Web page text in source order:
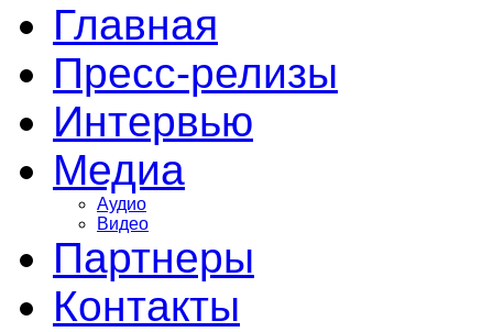
Главная
Пресс-релизы
Интервью
Медиа
Аудио
Видео
Партнеры
Контакты